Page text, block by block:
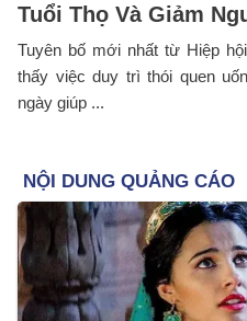
Tuổi Thọ Và Giảm
Tuyên bố mới nhất từ Hiệp
thấy việc duy trì thói quen
ngày giúp ...